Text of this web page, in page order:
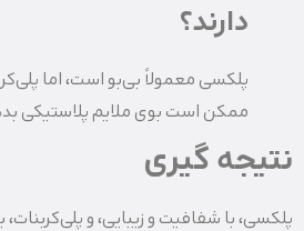
دارند؟
پلکسی معمولاً بی‌بو است، اما
ممکن است بوی ملایم پلاستیکی
نتیجه گیری
پلکسی، با شفافیت و زیبایی، و